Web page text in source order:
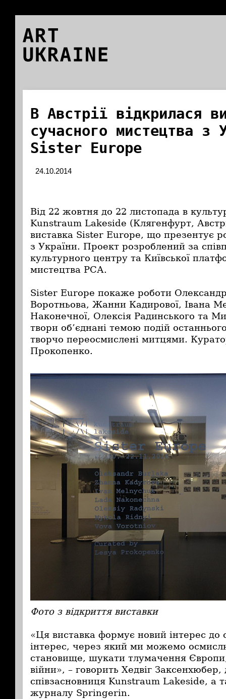
ART
UKRAINE
В Австрії відкрилася
сучасного мистецтва з
Sister Europe
24.10.2014
Від 22 жовтня до 22 листопада в
Kunstraum Lakeside (Клягенфурт,
виставка Sister Europe, що презентує
з України. Проект розроблений за
культурного центру та Київської
мистецтва РСА.
Sister Europe покаже роботи
Воротньова, Жанни Кадирової, Івана
Наконечної, Олексія Радинського та
твори об’єднані темою подій
творчо переосмислені митцями.
Прокопенко.
Фото з відкриття виставки
«Ця виставка формує новий інтерес до
інтерес, через який ми можемо
становище, шукати тлумачення
війни», – говорить Хедвіг
співзасновниця Kunstraum Lakeside, а
журналу Springerin.